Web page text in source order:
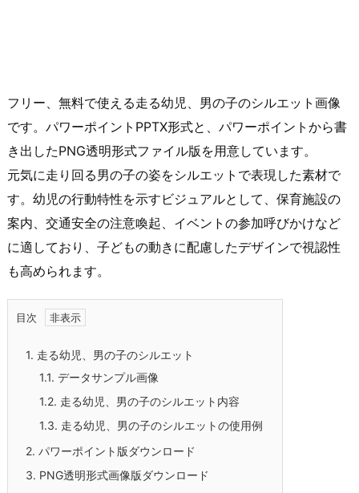
フリー、無料で使える走る幼児、男の子のシルエット画像
です。パワーポイントPPTX形式と、パワーポイントから書
き出したPNG透明形式ファイル版を用意しています。
元気に走り回る男の子の姿をシルエットで表現した素材で
す。幼児の行動特性を示すビジュアルとして、保育施設の
案内、交通安全の注意喚起、イベントの参加呼びかけなど
に適しており、子どもの動きに配慮したデザインで視認性
も高められます。
目次
1. 走る幼児、男の子のシルエット
1.1. データサンプル画像
1.2. 走る幼児、男の子のシルエット内容
1.3. 走る幼児、男の子のシルエットの使用例
2. パワーポイント版ダウンロード
3. PNG透明形式画像版ダウンロード